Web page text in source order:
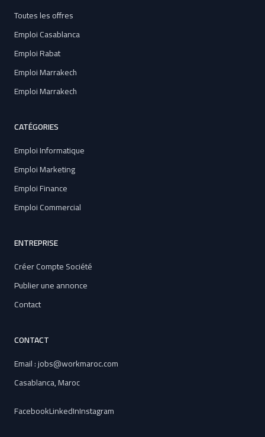
Toutes les offres
Emploi Casablanca
Emploi Rabat
Emploi Marrakech
Emploi Marrakech
CATÉGORIES
Emploi Informatique
Emploi Marketing
Emploi Finance
Emploi Commercial
ENTREPRISE
Créer Compte Société
Publier une annonce
Contact
CONTACT
Email : jobs@workmaroc.com
Casablanca, Maroc
FacebookLinkedInInstagram